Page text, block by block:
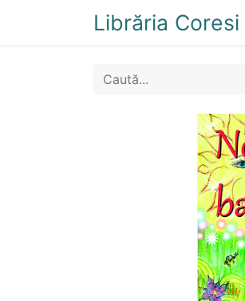
Librăria Coresi